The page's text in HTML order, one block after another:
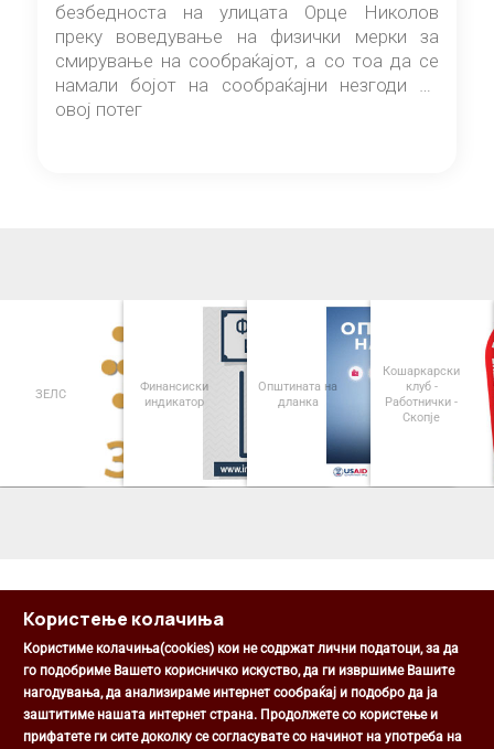
безбедноста на улицата Орце Николов
преку воведување на физички мерки за
смирување на сообраќајот, а со тоа да се
намали бојот на сообраќајни незгоди на
овој потег
ЗЕЛС
Финансиски
индикатор
Општината на
дланка
Кошаркарски
клуб -
Работнички -
Скопје
Општина Центар
Михаил Цоков бр. 1, Скопје
Користење колачиња
Користиме колачиња(cookies) кои не содржат лични податоци, за да
го подобриме Вашето корисничко искуство, да ги извршиме Вашите
нагодувања, да анализираме интернет сообраќај и подобро да ја
заштитиме нашата интернет страна. Продолжете со користење и
прифатете ги сите доколку се согласувате со начинот на употреба на